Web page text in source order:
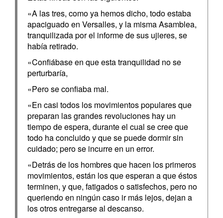
«A las tres, como ya hemos dicho, todo estaba
apaciguado en Versalles, y la misma Asamblea,
tranquilizada por el informe de sus ujieres, se
había retirado.
«Confiábase en que esta tranquilidad no se
perturbaría,
«Pero se confiaba mal.
«En casi todos los movimientos populares que
preparan las grandes revoluciones hay un
tiempo de espera, durante el cual se cree que
todo ha concluido y que se puede dormir sin
cuidado; pero se incurre en un error.
«Detrás de los hombres que hacen los primeros
movimientos, están los que esperan a que éstos
terminen, y que, fatigados o satisfechos, pero no
queriendo en ningún caso ir más lejos, dejan a
los otros entregarse al descanso.